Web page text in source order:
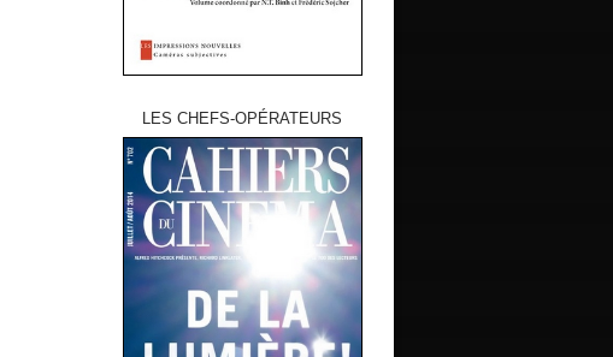
LES CHEFS-OPÉRATEURS